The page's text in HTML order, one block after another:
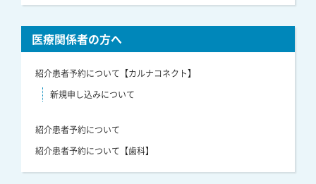
医療関係者の方へ
紹介患者予約について【カルナコネクト】
新規申し込みについて
紹介患者予約について
紹介患者予約について【歯科】